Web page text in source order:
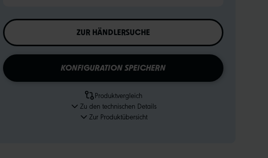
ZUR HÄNDLERSUCHE
KONFIGURATION SPEICHERN
Produktvergleich
Zu den technischen Details
Zur Produktübersicht